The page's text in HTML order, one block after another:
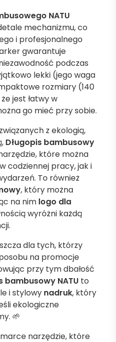
NATU
mechanizmu, co
i profesjonalnego
gwarantuje
podczas
lekki (jego waga
rozmiary (140
jest łatwy w
go mieć przy sobie.
z ekologią,
Długopis bambusowy
które można
codziennej pracy, jak i
To również
, który można
na nim logo dla
wyróżni każdą
dla tych, którzy
na promocje
przy tym dbałość
bambusowy NATU to
i stylowy nadruk, który
ekologiczne
🌱
narzędzie, które